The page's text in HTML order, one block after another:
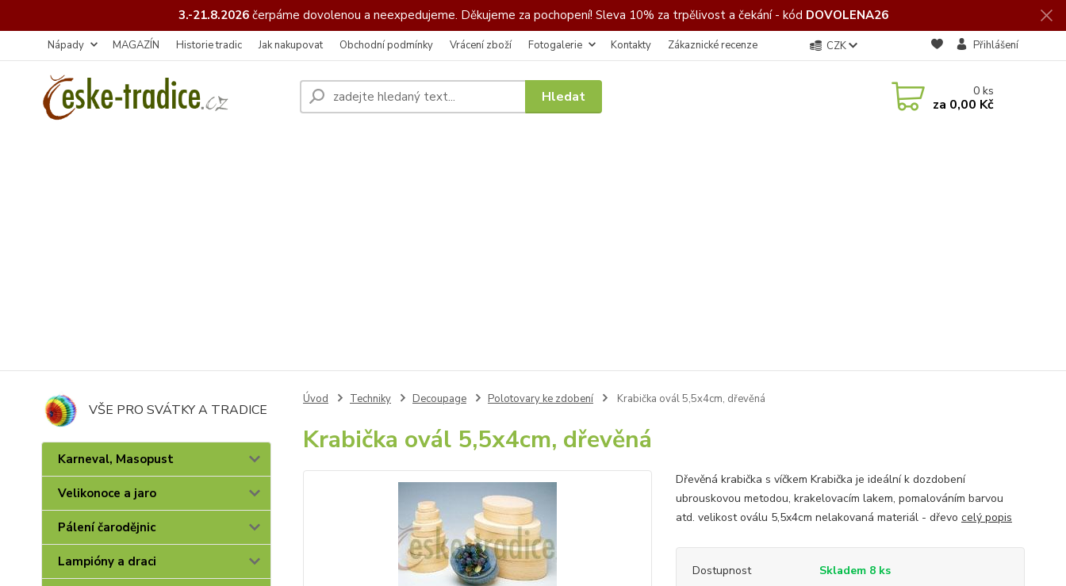
3.-21.8.2026čerpáme dovolenou a neexpedujeme. Děkujeme za pochopení! Sleva 10% za trpělivost a čekání - kód DOVOLENA26
Nápady MAGAZÍN Historie tradic Jak nakupovat Obchodní podmínky Vrácení zboží Fotogalerie Kontakty Zákaznické recenze CZK Přihlášení
Hledat 0ks
za 0,00 Kč
VŠE PRO SVÁTKY A TRADICE
Karneval, Masopust
Velikonoce a jaro
Pálení čarodějnic
Lampióny a draci
Úvod Techniky Decoupage Polotovary ke zdobení Krabička ovál 5,5x4cm, dřevěná
Krabička ovál 5,5x4cm, dřevěná
Dřevěná krabička s víčkem Krabička je ideální k dozdobení
ubrouskovou metodou, krakelovacím lakem, pomalováním barvou
atd. velikost oválu 5,5x4cm nelakovaná materiál - dřevo celý popis
Dostupnost Skladem 8 ks